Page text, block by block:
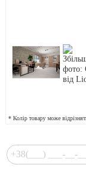
* Колір товару може